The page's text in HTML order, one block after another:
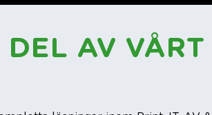
AV VÅRT